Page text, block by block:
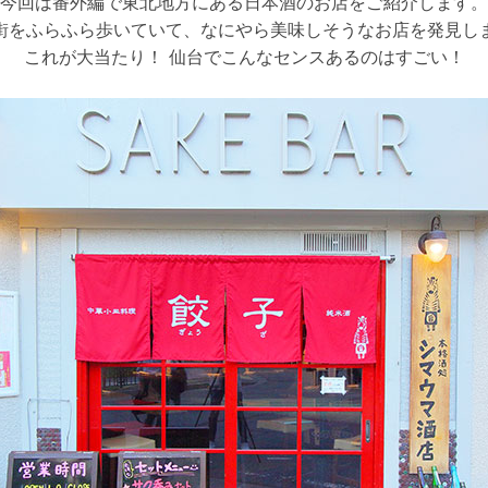
をふらふら歩いていて、なにやら美味しそうなお店を発見し
これが大当たり！ 仙台でこんなセンスあるのはすごい！